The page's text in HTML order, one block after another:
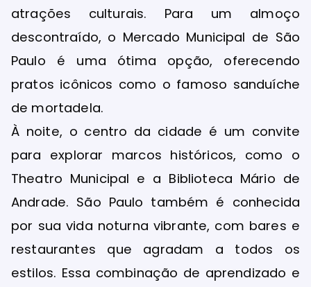
atrações culturais. Para um almoço
descontraído, o Mercado Municipal de São
Paulo é uma ótima opção, oferecendo
pratos icônicos como o famoso sanduíche
de mortadela.
À noite, o centro da cidade é um convite
para explorar marcos históricos, como o
Theatro Municipal e a Biblioteca Mário de
Andrade. São Paulo também é conhecida
por sua vida noturna vibrante, com bares e
restaurantes que agradam a todos os
estilos. Essa combinação de aprendizado e